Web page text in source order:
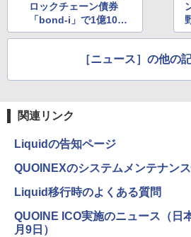
ロックチェーン債券
「bond-i」で1億1000
万豪ドル調達
［ニュース］の他の
関連リンク
Liquidの告知ページ
QUOINEXのシステムメンテナン
Liquid移行時のよくある質問
QUOINE ICO実施のニュース（日
月9日）